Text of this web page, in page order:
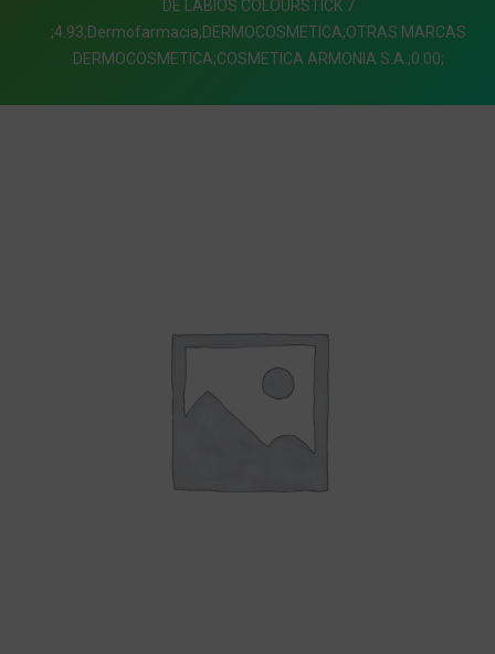
DE LABIOS COLOURSTICK 7
;4.93;Dermofarmacia;DERMOCOSMETICA;OTRAS MARCAS
DERMOCOSMETICA;COSMETICA ARMONIA S.A.;0.00;